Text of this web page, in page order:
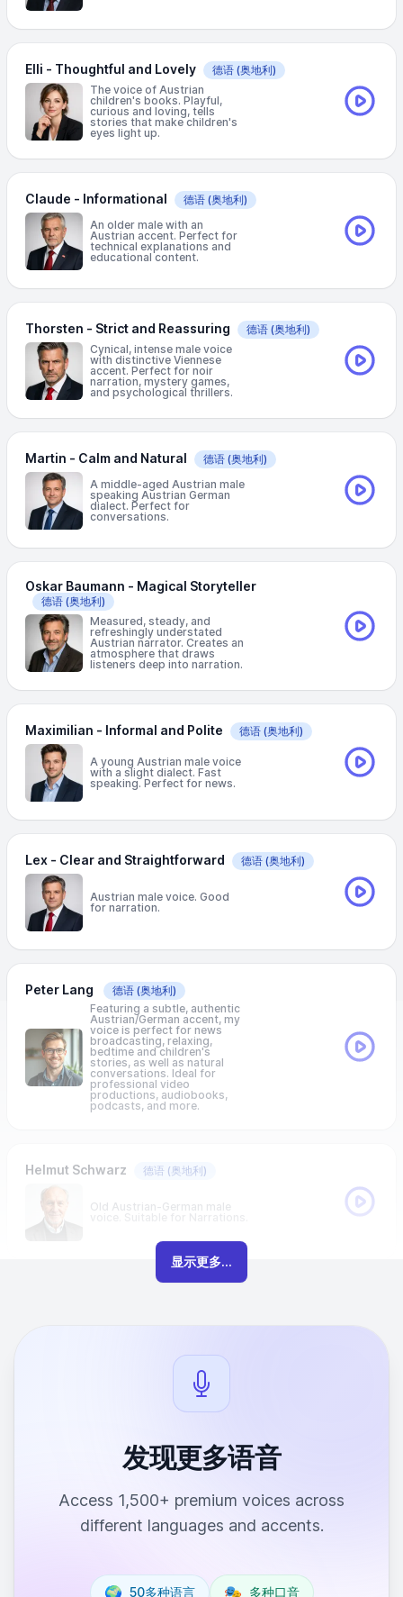
Elli - Thoughtful and Lovely 德语 (奥地利)
The voice of Austrian
children's books. Playful,
curious and loving, tells
stories that make children's
eyes light up.
Claude - Informational 德语 (奥地利)
An older male with an
Austrian accent. Perfect for
technical explanations and
educational content.
Thorsten - Strict and Reassuring 德语 (奥地利)
Cynical, intense male voice
with distinctive Viennese
accent. Perfect for noir
narration, mystery games,
and psychological thrillers.
Martin - Calm and Natural 德语 (奥地利)
A middle-aged Austrian male
speaking Austrian German
dialect. Perfect for
conversations.
Oskar Baumann - Magical Storyteller
德语 (奥地利)
Measured, steady, and
refreshingly understated
Austrian narrator. Creates an
atmosphere that draws
listeners deep into narration.
Maximilian - Informal and Polite 德语 (奥地利)
A young Austrian male voice
with a slight dialect. Fast
speaking. Perfect for news.
Lex - Clear and Straightforward 德语 (奥地利)
Austrian male voice. Good
for narration.
Peter Lang 德语 (奥地利)
Featuring a subtle, authentic
Austrian/German accent, my
voice is perfect for news
broadcasting, relaxing,
bedtime and children's
stories, as well as natural
conversations. Ideal for
professional video
productions, audiobooks,
podcasts, and more.
Helmut Schwarz 德语 (奥地利)
Old Austrian-German male
显示更多...
发现更多语音
Access 1,500+ premium voices across
different languages and accents.
🌍 50多种语言 🎭 多种口音